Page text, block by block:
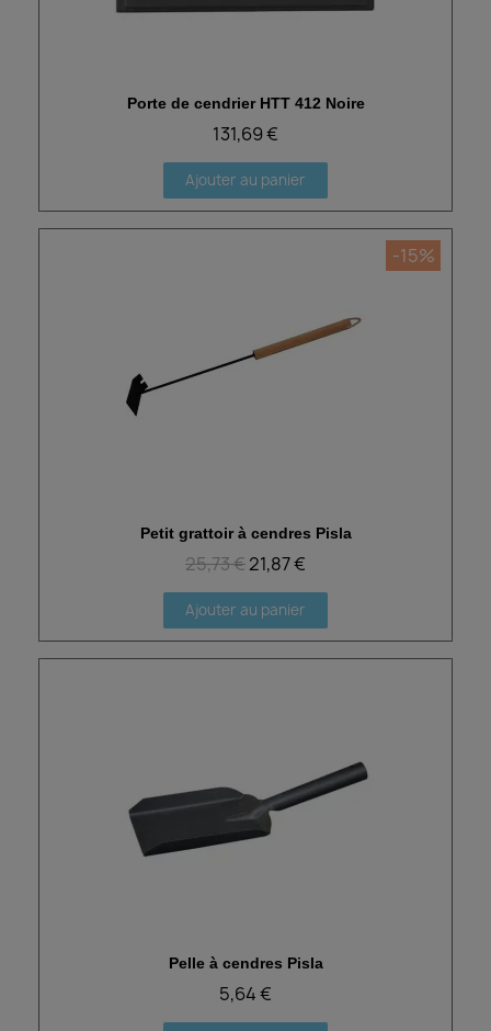
Aperçu rapide
Porte de cendrier HTT 412 Noire
131,69 €
Ajouter au panier
Aperçu rapide
-15%
Petit grattoir à cendres Pisla
25,73 €21,87 €
Ajouter au panier
Aperçu rapide
Pelle à cendres Pisla
5,64 €